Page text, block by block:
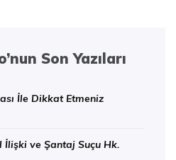
Son Yazıları
İle Dikkat Etmeniz
ve Şantaj Suçu Hk.